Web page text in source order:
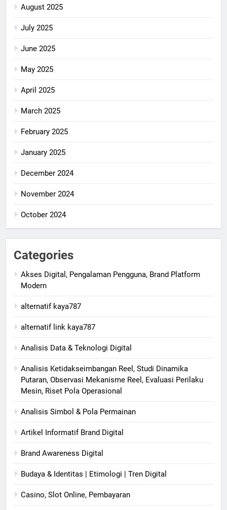
August 2025
July 2025
June 2025
May 2025
April 2025
March 2025
February 2025
January 2025
December 2024
November 2024
October 2024
Categories
Akses Digital, Pengalaman Pengguna, Brand Platform
Modern
alternatif kaya787
alternatif link kaya787
Analisis Data & Teknologi Digital
Analisis Ketidakseimbangan Reel, Studi Dinamika
Putaran, Observasi Mekanisme Reel, Evaluasi Perilaku
Mesin, Riset Pola Operasional
Analisis Simbol & Pola Permainan
Artikel Informatif Brand Digital
Brand Awareness Digital
Budaya & Identitas | Etimologi | Tren Digital
Casino, Slot Online, Pembayaran